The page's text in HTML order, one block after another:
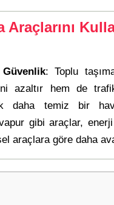
Araçlarını
: Toplu
azaltır hem de
daha temiz bir
gibi araçlar,
araçlara göre daha